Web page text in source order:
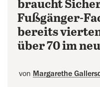
braucht
Fußgänger-
bereits
über 70 im
von Margarethe